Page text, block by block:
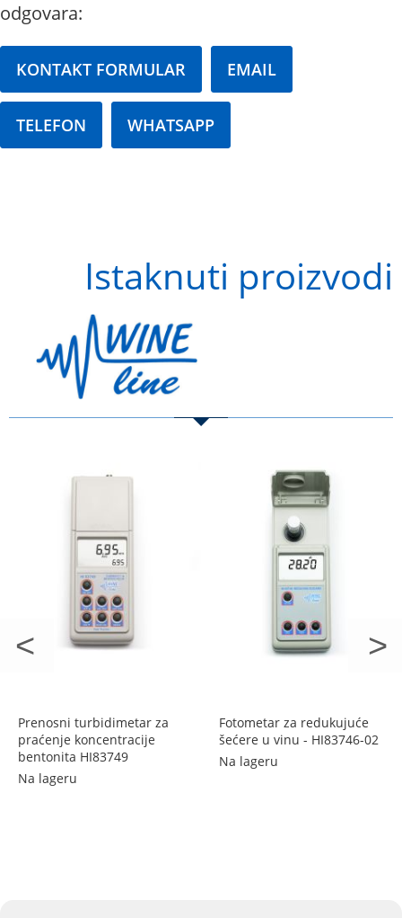
odgovara:
KONTAKT FORMULAR EMAIL
TELEFON WHATSAPP
Istaknuti proizvodi
Prenosni turbidimetar za
praćenje koncentracije
bentonita HI83749
Na lageru
Fotometar za redukujuće
šećere u vinu - HI83746-02
Na lageru